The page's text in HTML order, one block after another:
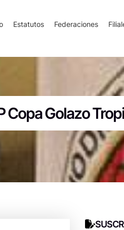
Estatutos Federaciones
Copa Golazo